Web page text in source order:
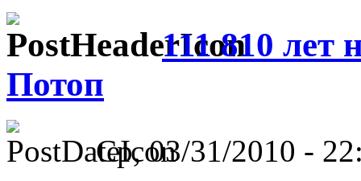
111 810 лет
Потоп
Ср, 03/31/2010 -